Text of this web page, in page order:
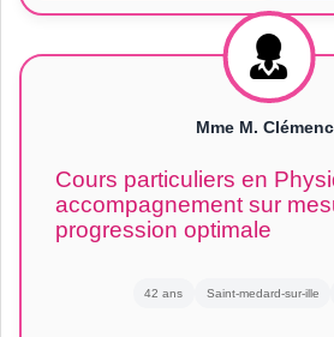
Mme M.
Cours particuliers en
accompagnement sur
progression optimale
42 ans Saint-medard-sur-ille